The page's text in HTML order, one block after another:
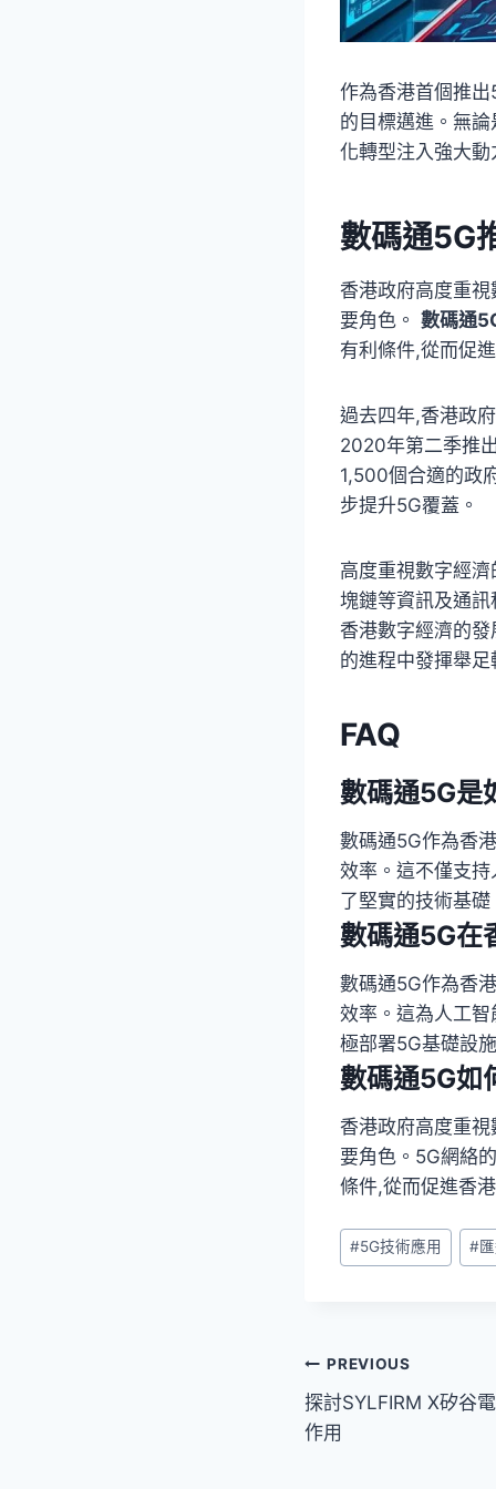
作為香港首個推
的目標邁進。無
化轉型注入強大動
數碼通5G
香港政府高度重
要角色。 數碼通
有利條件,從而促
過去四年,香港政
2020年第二季推
1,500個合適的政
步提升5G覆蓋。
高度重視數字經
塊鏈等資訊及通
香港數字經濟的
的進程中發揮舉
FAQ
數碼通5G是
數碼通5G作為香
效率。這不僅支
了堅實的技術基
數碼通5G在
數碼通5G作為香
效率。這為人工
極部署5G基礎設
數碼通5G如
香港政府高度重
要角色。5G網絡
條件,從而促進香
Post
Tags:
#5G技術應用 #
文
章
PREVIOUS
探討SYLFIRM X矽谷
作用